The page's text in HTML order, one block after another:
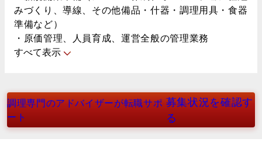
みづくり、導線、その他備品・什器・調理用具・食器
準備など）
・原価管理、人員育成、運営全般の管理業務
すべて表示
調理専門のアドバイザーが転職サポ
ート
募集状況を確認す
る